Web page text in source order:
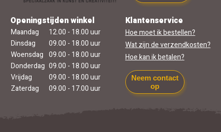
Openingstijden winkel
Maandag
12.00 - 18.00 uur
Dinsdag
09.00 - 18.00 uur
Woensdag 09.00 - 18.00 uur
Donderdag 09.00 - 18.00 uur
Vrijdag
09.00 - 18.00 uur
Zaterdag
09.00 - 17.00 uur
Klantenservice
Hoe moet ik bestellen?
Wat zijn de verzendkosten?
Hoe kan ik betalen?
Neem contact
op